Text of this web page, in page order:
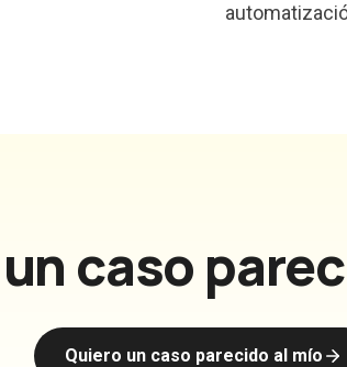
caso
Quiero un caso parecido al mío